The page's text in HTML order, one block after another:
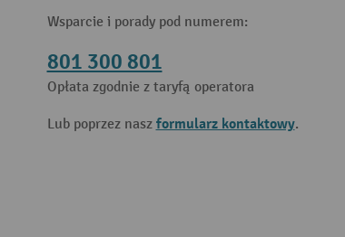
Wsparcie i porady pod numerem:
801 300 801
Opłata zgodnie z taryfą operatora
Lub poprzez nasz formularz kontaktowy.